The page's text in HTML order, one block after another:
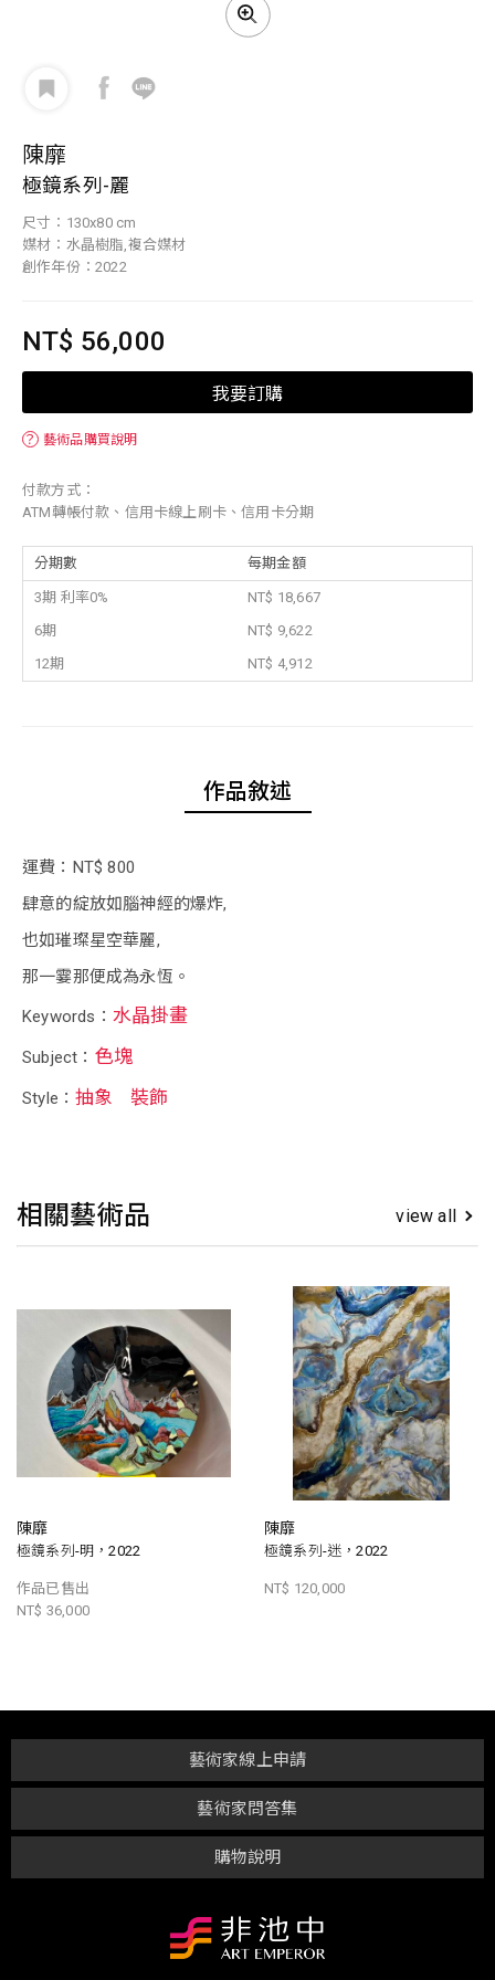
陳靡
極鏡系列-麗
尺寸：130x80 cm
媒材：水晶樹脂,複合媒材
創作年份：2022
NT$ 56,000
我要訂購
？ 藝術品購買說明
付款方式：
ATM轉帳付款、信用卡線上刷卡、信用卡分期
分期數 每期金額
3期 利率0%
NT$ 18,667
6期
NT$ 9,622
12期
NT$ 4,912
作品敘述
運費：NT$ 800
肆意的綻放如腦神經的爆炸,
也如璀璨星空華麗,
那一霎那便成為永恆。
Keywords： 水晶掛畫
Subject： 色塊
Style：抽象 裝飾
相關藝術品 view all
陳靡
極鏡系列-明，2022
作品已售出
NT$ 36,000
陳靡
極鏡系列-迷，2022
NT$ 120,000
購物說明
藝術家問答集
藝術家線上申請